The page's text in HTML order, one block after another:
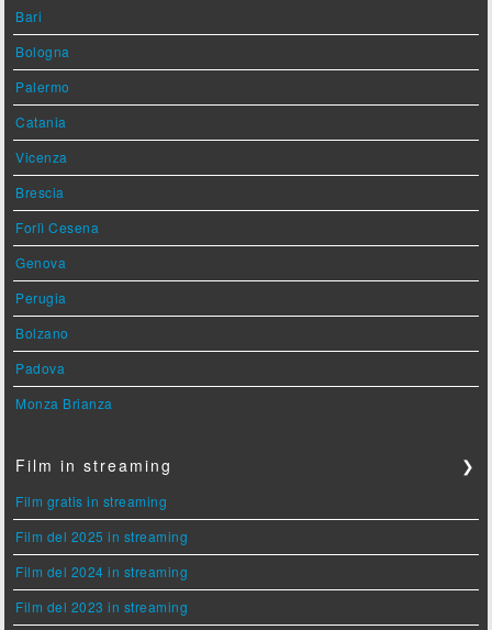
Bari
Bologna
Palermo
Catania
Vicenza
Brescia
Forlì Cesena
Genova
Perugia
Bolzano
Padova
Monza Brianza
Film in streaming ❯
Film gratis in streaming
Film del 2025 in streaming
Film del 2024 in streaming
Film del 2023 in streaming